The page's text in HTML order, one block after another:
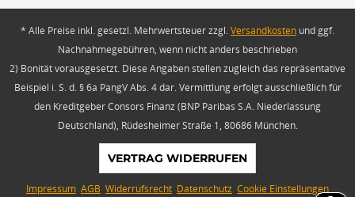
* Alle Preise inkl. gesetzl. Mehrwertsteuer zzgl.Versandkosten und ggf.
Nachnahmegebühren, wenn nicht anders beschrieben
2) Bonität vorausgesetzt. Diese Angaben stellen zugleich das repräsentative
Beispiel i. S. d. § 6a PangV Abs. 4 dar. Vermittlung erfolgt ausschließlich für
den Kreditgeber Consors Finanz (BNP Paribas S.A. Niederlassung
Deutschland), Rüdesheimer Straße 1, 80686 München.
VERTRAG WIDERRUFEN
Impressum AGB Widerrufsrecht Datenschutz Cookie Einstellungen